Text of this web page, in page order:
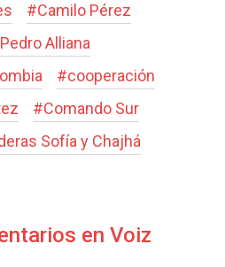
#Camilo Pérez
Pedro Alliana
#cooperación
#Comando Sur
Sofía y Chajhá
en Voiz